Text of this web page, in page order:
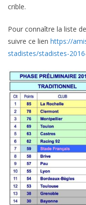
crible.
Pour connaître la liste
suivre ce lien https://
stadistes/stadistes-